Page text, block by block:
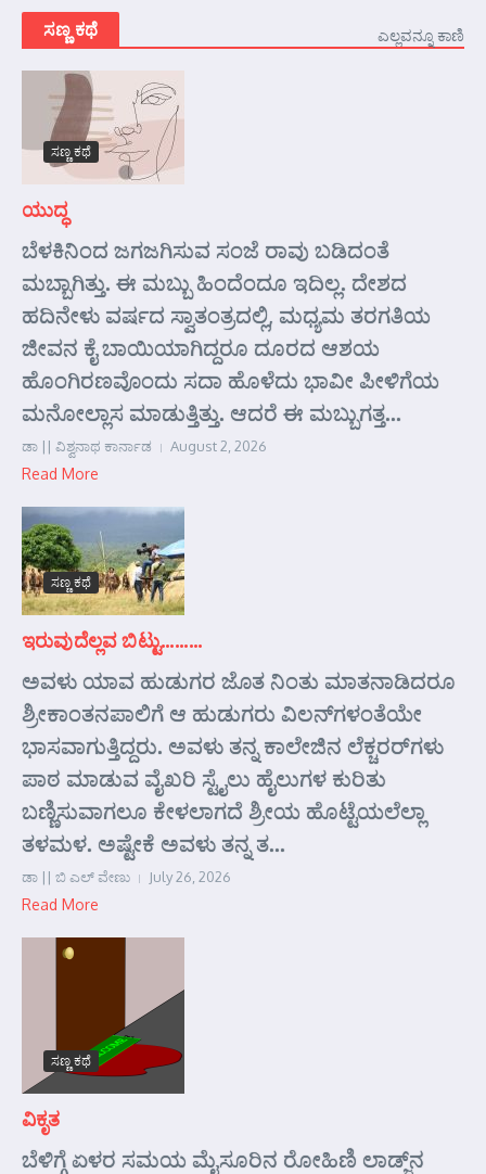
ಸಣ್ಣ ಕಥೆ ಎಲ್ಲವನ್ನೂ ಕಾಣಿ
ಸಣ್ಣ ಕಥೆ
ಯುದ್ಧ
ಬೆಳಕಿನಿಂದ ಜಗಜಗಿಸುವ ಸಂಜೆ ರಾವು ಬಡಿದಂತೆ
ಮಬ್ಬಾಗಿತ್ತು. ಈ ಮಬ್ಬು ಹಿಂದೆಂದೂ ಇದಿಲ್ಲ. ದೇಶದ
ಹದಿನೇಳು ವರ್ಷದ ಸ್ವಾತಂತ್ರದಲ್ಲಿ, ಮಧ್ಯಮ ತರಗತಿಯ
ಜೀವನ ಕೈ ಬಾಯಿಯಾಗಿದ್ದರೂ ದೂರದ ಆಶಯ
ಹೊಂಗಿರಣವೊಂದು ಸದಾ ಹೊಳೆದು ಭಾವೀ ಪೀಳಿಗೆಯ
ಮನೋಲ್ಲಾಸ ಮಾಡುತ್ತಿತ್ತು. ಆದರೆ ಈ ಮಬ್ಬುಗತ್ತ...
ಡಾ || ವಿಶ್ವನಾಥ ಕಾರ್ನಾಡ August 2, 2026
Read More
ಸಣ್ಣ ಕಥೆ
ಇರುವುದೆಲ್ಲವ ಬಿಟ್ಟು………
ಅವಳು ಯಾವ ಹುಡುಗರ ಜೊತ ನಿಂತು ಮಾತನಾಡಿದರೂ
ಶ್ರೀಕಾಂತನಪಾಲಿಗೆ ಆ ಹುಡುಗರು ವಿಲನ್‌ಗಳಂತೆಯೇ
ಭಾಸವಾಗುತ್ತಿದ್ದರು. ಅವಳು ತನ್ನ ಕಾಲೇಜಿನ ಲೆಕ್ಚರರ್‌ಗಳು
ಪಾಠ ಮಾಡುವ ವೈಖರಿ ಸ್ಟೈಲು ಹೈಲುಗಳ ಕುರಿತು
ಬಣ್ಣಿಸುವಾಗಲೂ ಕೇಳಲಾಗದೆ ಶ್ರೀಯ ಹೊಟ್ಟೆಯಲೆಲ್ಲಾ
ತಳಮಳ. ಅಷ್ಟೇಕೆ ಅವಳು ತನ್ನ ತ...
ಡಾ || ಬಿ ಎಲ್ ವೇಣು July 26, 2026
Read More
ಸಣ್ಣ ಕಥೆ
ವಿಕೃತ
ಬೆಳಿಗ್ಗೆ ಏಳರ ಸಮಯ ಮೈಸೂರಿನ ರೋಹಿಣಿ ಲಾಡ್ಜ್‌ನ